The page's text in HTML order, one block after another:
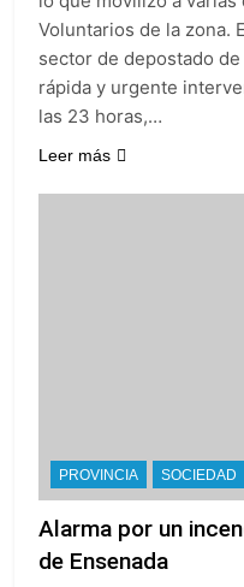
Voluntarios de la zona.
sector de depostado
rápida y urgente
las 23 horas,…
Leer más
PROVINCIA SOCIEDAD
Alarma por un
de Ensenada